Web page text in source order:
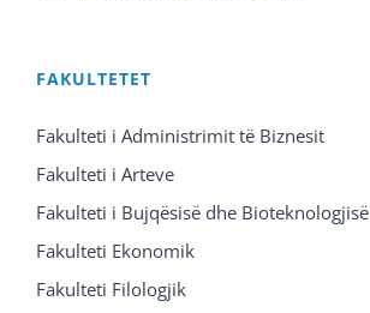
FAKULTETET
Fakulteti i Administrimit të Biznesit
Fakulteti i Arteve
Fakulteti i Bujqësisë dhe Bioteknologjisë
Fakulteti Ekonomik
Fakulteti Filologjik